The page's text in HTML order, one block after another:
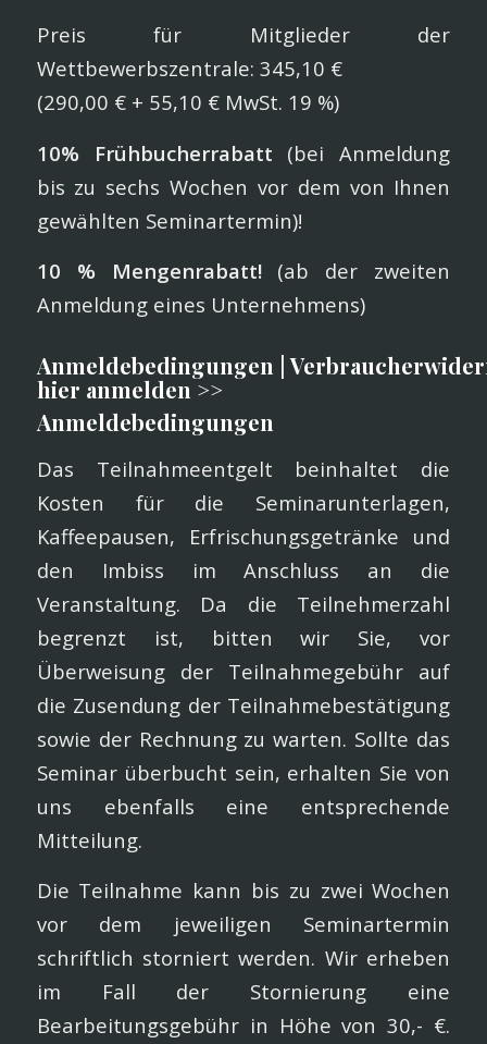
Preis für Mitglieder der
Wettbewerbszentrale: 345,10 €
(290,00 € + 55,10 € MwSt. 19 %)
10% Frühbucherrabatt (bei Anmeldung
bis zu sechs Wochen vor dem von Ihnen
gewählten Seminartermin)!
10 % Mengenrabatt!(ab der zweiten
Anmeldung eines Unternehmens)
Anmeldebedingungen |
hier anmelden >>
Anmeldebedingungen
Das Teilnahmeentgelt beinhaltet die
Kosten für die Seminarunterlagen,
Kaffeepausen, Erfrischungsgetränke und
den Imbiss im Anschluss an die
Veranstaltung. Da die Teilnehmerzahl
begrenzt ist, bitten wir Sie, vor
Überweisung der Teilnahmegebühr auf
die Zusendung der Teilnahmebestätigung
sowie der Rechnung zu warten. Sollte das
Seminar überbucht sein, erhalten Sie von
uns ebenfalls eine entsprechende
Mitteilung.
Die Teilnahme kann bis zu zwei Wochen
vor dem jeweiligen Seminartermin
schriftlich storniert werden. Wir erheben
im Fall der Stornierung eine
Bearbeitungsgebühr in Höhe von 30,- €.